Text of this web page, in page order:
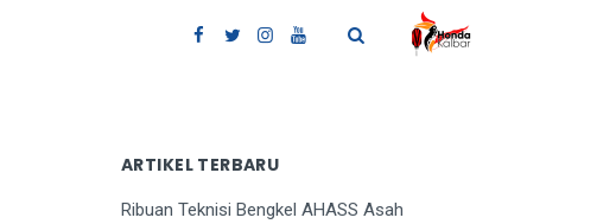
ARTIKEL TERBARU
Ribuan Teknisi Bengkel AHASS Asah